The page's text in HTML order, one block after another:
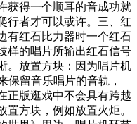
获得一个顺耳的音成功就
行者才可以或许。三、红
有红石比力器时一个红石
样的唱片所输出红石信号
。放置方块：因为唱片机
保留音乐唱片的音轨，
正版逛戏中不会具有跨越
置方块，例如放置火炬。